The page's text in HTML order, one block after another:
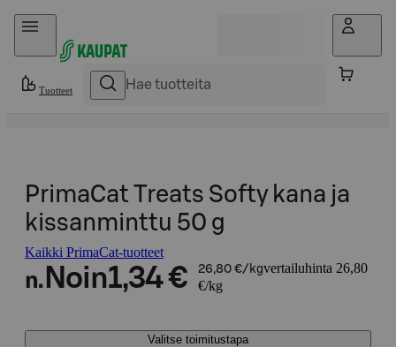
Hyppää sisältöön
Tuotteet
PrimaCat Treats Softy kana ja
kissanminttu 50 g
Kaikki PrimaCat-tuotteet
n. Noin1,34 € 26,80 €/kgvertailuhinta 26,80
€/kg
Valitse toimitustapa